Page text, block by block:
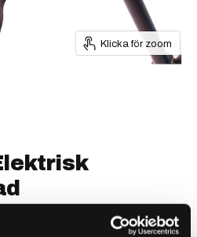
Klicka för zoom